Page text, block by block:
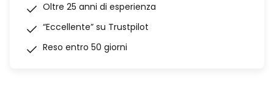
Oltre 25 anni di esperienza
“Eccellente” su Trustpilot
Reso entro 50 giorni